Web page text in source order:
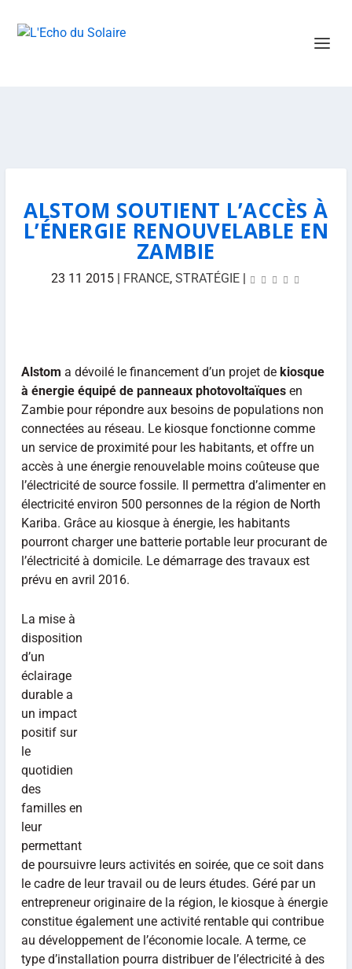
ALSTOM SOUTIENT L’ACCÈS À
L’ÉNERGIE RENOUVELABLE EN
ZAMBIE
23 11 2015| FRANCE, STRATÉGIE|
Alstom a dévoilé le financement d’un projet de kiosque
à énergie équipé de panneaux photovoltaïquesen
Zambie pour répondre aux besoins de populations non
connectées au réseau. Le kiosque fonctionne comme
un service de proximité pour les habitants, et offre un
accès à une énergie renouvelable moins coûteuse que
l’électricité de source fossile. Il permettra d’alimenter en
électricité environ 500 personnes de la région de North
Kariba. Grâce au kiosque à énergie, les habitants
pourront charger une batterie portable leur procurant de
l’électricité à domicile. Le démarrage des travaux est
prévu en avril 2016.
La mise à
disposition
d’un
éclairage
durable a
un impact
positif sur
le
quotidien
des
familles en
leur
permettant
de poursuivre leurs activités en soirée, que ce soit dans
le cadre de leur travail ou de leurs études. Géré par un
entrepreneur originaire de la région, le kiosque à énergie
constitue également une activité rentable qui contribue
au développement de l’économie locale. A terme, ce
type d’installation pourra distribuer de l’électricité à des